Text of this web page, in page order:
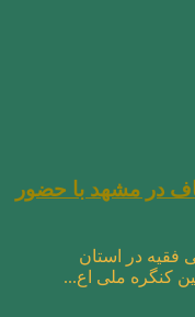
در مشهد با حضور
فقیه در استان
کنگره ملی اع...